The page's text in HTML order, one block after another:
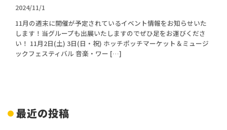
2024/11/1
11月の週末に開催が予定されているイベント情報をお知らせいた
します！当グループも出展いたしますのでぜひ足をお運びくださ
い！ 11月2日(土) 3日(日・祝) ホッチポッチマーケット＆ミュージ
ックフェスティバル 音楽・ワー […]
最近の投稿